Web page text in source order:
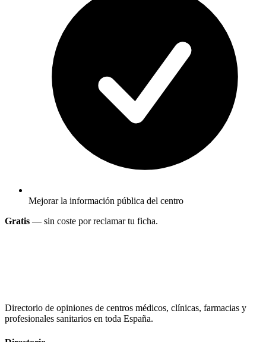
Mejorar la información pública del centro
Gratis — sin coste por reclamar tu ficha.
Directorio de opiniones de centros médicos, clínicas, farmacias y
profesionales sanitarios en toda España.